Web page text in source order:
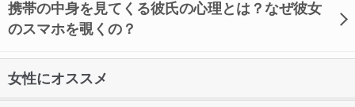
携帯の中身を見てくる彼氏の心理とは？なぜ彼女
のスマホを覗くの？
女性にオススメ